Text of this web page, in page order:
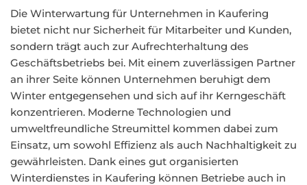
Die Winterwartung für Unternehmen in Kaufering
bietet nicht nur Sicherheit für Mitarbeiter und Kunden,
sondern trägt auch zur Aufrechterhaltung des
Geschäftsbetriebs bei. Mit einem zuverlässigen Partner
an ihrer Seite können Unternehmen beruhigt dem
Winter entgegensehen und sich auf ihr Kerngeschäft
konzentrieren. Moderne Technologien und
umweltfreundliche Streumittel kommen dabei zum
Einsatz, um sowohl Effizienz als auch Nachhaltigkeit zu
gewährleisten. Dank eines gut organisierten
Winterdienstes in Kaufering können Betriebe auch in